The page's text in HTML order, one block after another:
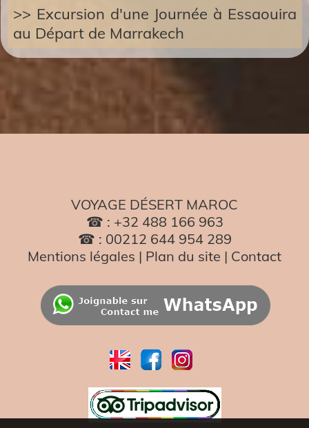
>> Excursion d'une Journée à Essaouira
au Départ de Marrakech
VOYAGE DÉSERT MAROC
☎ : +32 488 166 963
☎ : 00212 644 954 289
Mentions légales | Plan du site | Contact